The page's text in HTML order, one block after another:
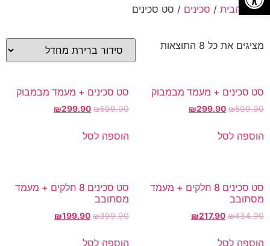
עמוד הבית / סכינים / סט סכינים
מציגים את כל ⁦8⁩ התוצאות
סט סכינים + מעמד מבמבוק
₪599.90
₪299.90
הוספה לסל
סט סכינים + מעמד מבמבוק
₪599.90
₪299.90
הוספה לסל
סט סכינים 8 חלקים + מעמד
מסתובב
₪434.90
₪217.90
הוספה לסל
סט סכינים 8 חלקים + מעמד
מסתובב
₪399.90
₪199.90
הוספה לסל